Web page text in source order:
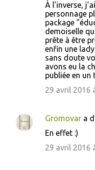
À l'inverse,
personnage
package
demoiselle
prête à être
enfin une
sans doute
avons eu la
publiée en
29 avril 2016
Gromovar a
En effet :)
29 avril 2016